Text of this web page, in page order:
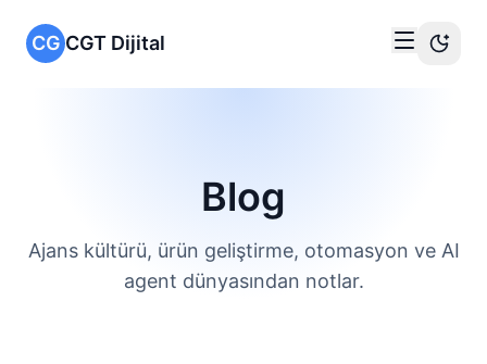
CG CGT Dijital
Blog
Ajans kültürü, ürün geliştirme, otomasyon ve AI
agent dünyasından notlar.